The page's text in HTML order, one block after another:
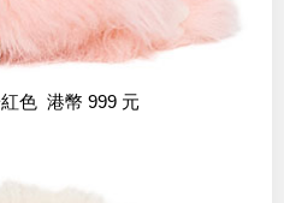
色 港幣 999 元